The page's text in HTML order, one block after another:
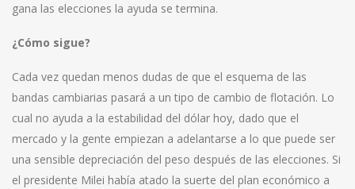
gana las elecciones la ayuda se termina.
¿Cómo sigue?
Cada vez quedan menos dudas de que el esquema de las
bandas cambiarias pasará a un tipo de cambio de flotación. Lo
cual no ayuda a la estabilidad del dólar hoy, dado que el
mercado y la gente empiezan a adelantarse a lo que puede ser
una sensible depreciación del peso después de las elecciones. Si
el presidente Milei había atado la suerte del plan económico a